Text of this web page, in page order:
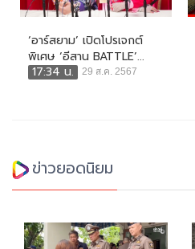
‘อาร์สยาม’ เปิดโปรเจกต์
พิเศษ ‘อีสาน BATTLE’...
17:34 น.
29 ส.ค. 2567
ข่าวยอดนิยม